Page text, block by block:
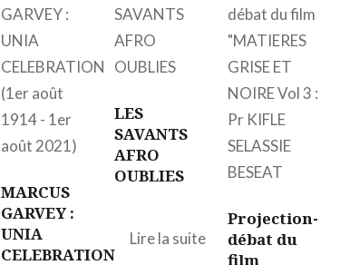
MARCUS
GARVEY :
UNIA
CELEBRATION
LES
SAVANTS
AFRO
OUBLIES
Lire la suite
Projection-
débat du
film